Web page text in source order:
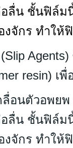
น ชั้นฟิล์มนี้
จักร ทำให้
resin) เ
อนตัวอพย
น ชั้นฟิล์มนี้
จักร ทำให้